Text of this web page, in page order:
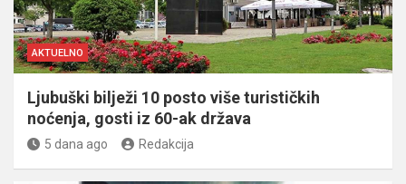
AKTUELNO
Ljubuški bilježi 10 posto više turističkih
noćenja, gosti iz 60-ak država
5 dana ago Redakcija